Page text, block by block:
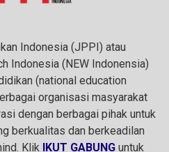
Indonesia (JPPI) atau
Indonesia (NEW Indonensia)
(national education
organisasi masyarakat
dengan berbagai pihak untuk
berkualitas dan berkeadilan
Klik IKUT GABUNG untuk